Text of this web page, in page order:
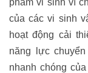
phẩm vi sinh vì
của các vi sinh
hoạt động cải
năng lực
nhanh chóng